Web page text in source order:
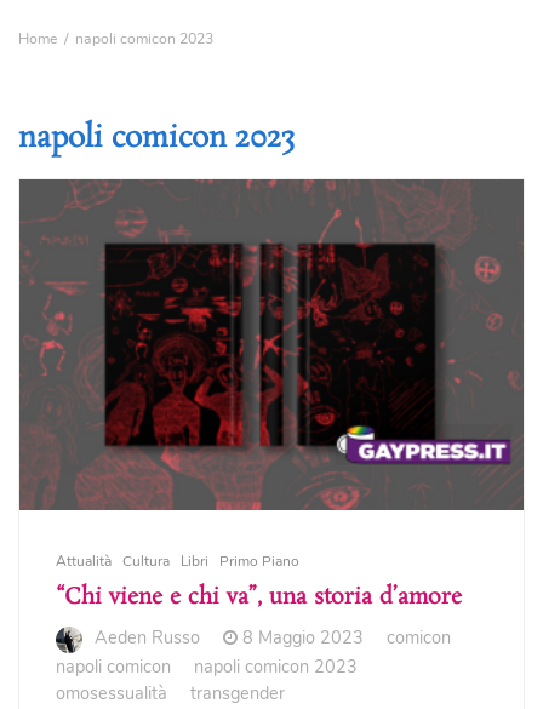
Home napoli comicon 2023
napoli comicon 2023
Attualità Cultura Libri Primo Piano
“Chi viene e chi va”, una storia d’amore
Aeden Russo 8 Maggio 2023
comicon
napoli comicon
napoli comicon 2023
omosessualità
transgender